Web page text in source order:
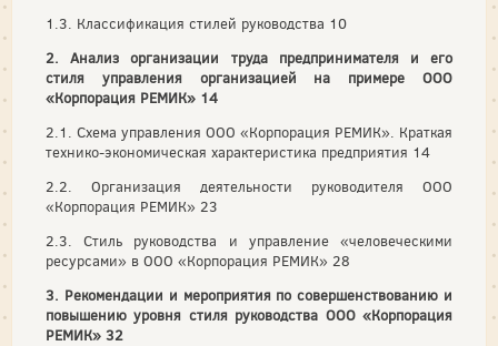
1.3. Классификация стилей руководства 10
2. Анализ организации труда предпринимателя и его
стиля управления организацией на примере ООО
«Корпорация РЕМИК» 14
2.1. Схема управления ООО «Корпорация РЕМИК». Краткая
технико-экономическая характеристика предприятия 14
2.2. Организация деятельности руководителя ООО
«Корпорация РЕМИК» 23
2.3. Стиль руководства и управление «человеческими
ресурсами» в ООО «Корпорация РЕМИК» 28
3. Рекомендации и мероприятия по совершенствованию и
повышению уровня стиля руководства ООО «Корпорация
РЕМИК» 32